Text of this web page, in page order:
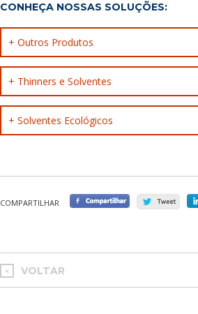
CONHEÇA NOSSAS SOLUÇÕES:
+ Outros Produtos
+ Thinners e Solventes
+ Solventes Ecológicos
COMPARTILHAR
< VOLTAR